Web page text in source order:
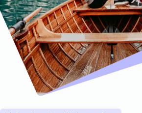
Wohnungsschutzbrief
Zur
Produktübersicht
Gewässerschadenhaftpflicht
Zur
Produktübersicht
Zur
Produktübersicht
Reisehaftpflichtversicherung
Reiserücktrittsversicherung
Zur
Produktübersicht
Zur
Produktübersicht
Zur
Produktübersicht
Zur
Produktübersicht
Montageversicherung
Zur
Produktübersicht
Gruppenunfall für
Betriebe
Gruppenunfall für
Vereine
Kunstversicherung
Ausstellungsversicherung
Valorenversicherung
Oldtimersammlungsversicherung